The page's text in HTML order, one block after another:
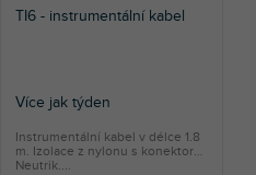
TI6 - instrumentální kabel
Více jak týden
Instrumentální kabel v délce 1.8
m. Izolace z nylonu s konektory
Neutrik....